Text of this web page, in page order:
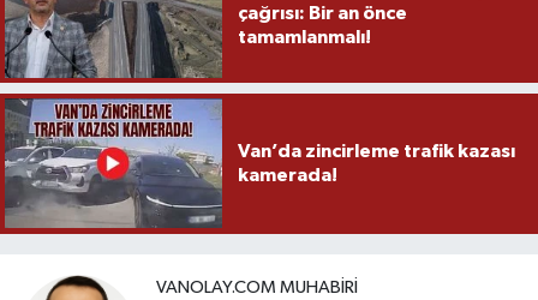
çağrısı: Bir an önce
tamamlanmalı!
Van’da zincirleme trafik kazası
kamerada!
VANOLAY.COM MUHABIRI